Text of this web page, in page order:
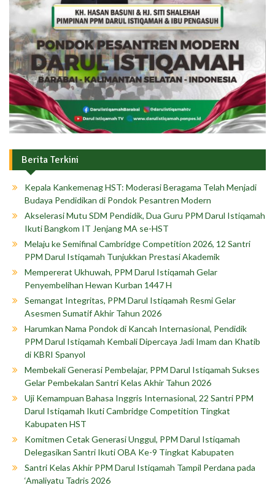
Berita Terkini
Kepala Kankemenag HST: Moderasi Beragama Telah Menjadi
Budaya Pendidikan di Pondok Pesantren Modern
Akselerasi Mutu SDM Pendidik, Dua Guru PPM Darul Istiqamah
Ikuti Bangkom IT Jenjang MA se-HST
Melaju ke Semifinal Cambridge Competition 2026, 12 Santri
PPM Darul Istiqamah Tunjukkan Prestasi Akademik
Mempererat Ukhuwah, PPM Darul Istiqamah Gelar
Penyembelihan Hewan Kurban 1447 H
Semangat Integritas, PPM Darul Istiqamah Resmi Gelar
Asesmen Sumatif Akhir Tahun 2026
Harumkan Nama Pondok di Kancah Internasional, Pendidik
PPM Darul Istiqamah Kembali Dipercaya Jadi Imam dan Khatib
di KBRI Spanyol
Membekali Generasi Pembelajar, PPM Darul Istiqamah Sukses
Gelar Pembekalan Santri Kelas Akhir Tahun 2026
Uji Kemampuan Bahasa Inggris Internasional, 22 Santri PPM
Darul Istiqamah Ikuti Cambridge Competition Tingkat
Kabupaten HST
Komitmen Cetak Generasi Unggul, PPM Darul Istiqamah
Delegasikan Santri Ikuti OBA Ke-9 Tingkat Kabupaten
Santri Kelas Akhir PPM Darul Istiqamah Tampil Perdana pada
‘Amaliyatu Tadris 2026